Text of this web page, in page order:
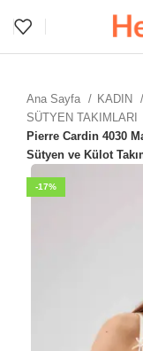
Ana Sayfa KADIN
SÜTYEN TAKIMLARI
Pierre Cardin 4030
Sütyen ve Külot
-17%